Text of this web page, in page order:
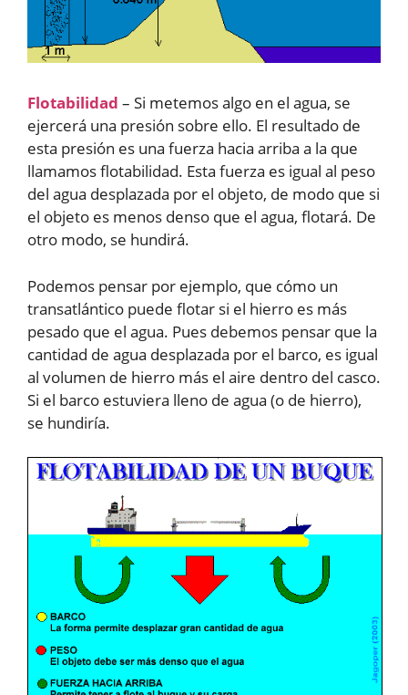
Flotabilidad – Si metemos algo en el agua, se
ejercerá una presión sobre ello. El resultado de
esta presión es una fuerza hacia arriba a la que
llamamos flotabilidad. Esta fuerza es igual al peso
del agua desplazada por el objeto, de modo que si
el objeto es menos denso que el agua, flotará. De
otro modo, se hundirá.
Podemos pensar por ejemplo, que cómo un
transatlántico puede flotar si el hierro es más
pesado que el agua. Pues debemos pensar que la
cantidad de agua desplazada por el barco, es igual
al volumen de hierro más el aire dentro del casco.
Si el barco estuviera lleno de agua (o de hierro),
se hundiría.